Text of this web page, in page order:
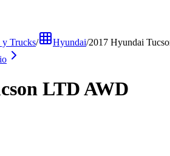
y Trucks/ Hyundai/2017 Hyundai
LTD AWD